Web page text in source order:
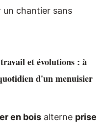
chantier sans
et évolutions : à
d'un menuisier
en bois alterne prise